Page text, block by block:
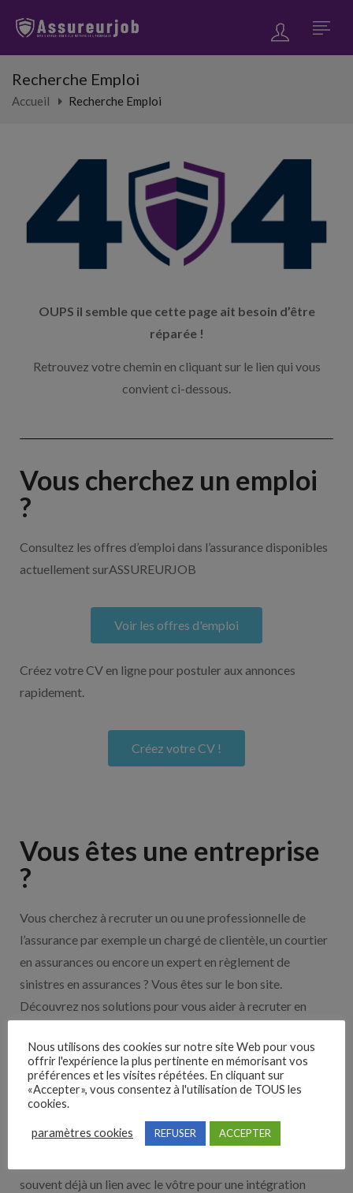
Recherche Emploi
Accueil Recherche Emploi
OUPS il semble que cette page ait besoin d’être
réparée !
Retrouvez votre chemin en cliquant sur le lien qui vous
convient ci-dessous.
Vous cherchez un emploi
?
Consultez les offres d’emploi dans l’assurance disponibles
actuellement surASSUREURJOB
Voir les offres d'emploi
Créez votre CV en ligne pour postuler aux annonces
rapidement.
Créez votre CV !
Vous êtes une entreprise
?
Vous cherchez à recruter un ou une professionnelle de
l’assurance par exemple un chargé de clientèle, un courtier
en assurances ou encore un expert en règlement de
sinistres en assurances ? Vous êtes sur le bon site.
Découvrez nos solutions pour vous aider à recruter en
Nos solutions entreprises
Découvrez nos partenaires ! Moteurs de recherches,
multidiffuseurs, sites payant… nombreux sont nos
souvent déjà un lien avec le vôtre pour une intégration
Nous utilisons des cookies sur notre site Web pour vous
offrir l'expérience la plus pertinente en mémorisant vos
préférences et les visites répétées. En cliquant sur
«Accepter», vous consentez à l'utilisation de TOUS les
cookies.
paramètres cookies REFUSER ACCEPTER